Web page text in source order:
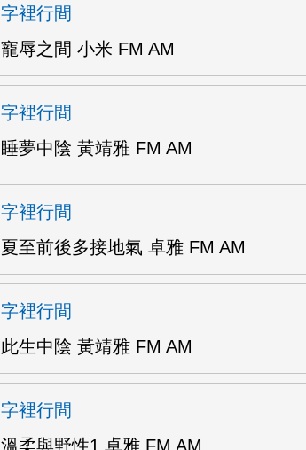
字裡行間
寵辱之間 小米 FM AM
字裡行間
睡夢中陰 黃靖雅 FM AM
字裡行間
夏至前後多接地氣 卓雅 FM AM
字裡行間
此生中陰 黃靖雅 FM AM
字裡行間
溫柔與野性1 卓雅 FM AM